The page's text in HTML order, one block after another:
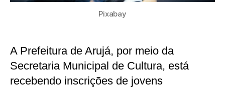
Pixabay
A Prefeitura de Arujá, por meio da
Secretaria Municipal de Cultura, está
recebendo inscrições de jovens